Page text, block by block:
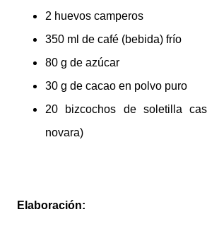
2 huevos camperos
350 ml de café (bebida) frío
80 g de azúcar
30 g de cacao en polvo puro
20 bizcochos de soletilla
novara)
Elaboración: